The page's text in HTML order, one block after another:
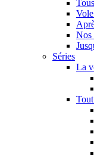
Nos
Séries
La